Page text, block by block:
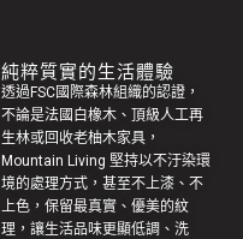
純粹質實的生活體驗
透過FSC國際森林組織的認證，
不論是法國白橡木、頂級人工再
生林或回收老柚木家具 ，
Mountain Living 堅持以不汙染環
境的處理方式，甚至不上漆、不
上色，保留最真實、優美的紋
理，讓生活品味更顯低調、洗